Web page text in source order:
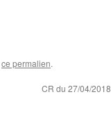
ce permalien.
CR du 27/04/2018